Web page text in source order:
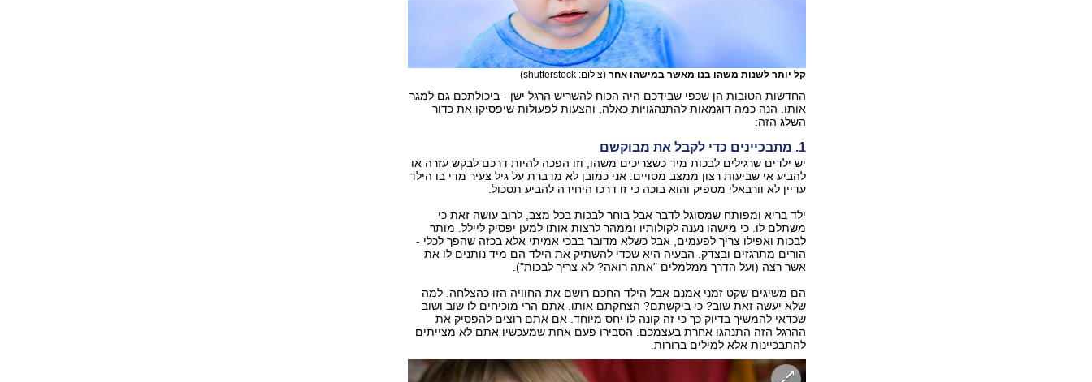
קל יותר לשנות משהו בנו מאשר במישהו אחר (צילום: shutterstock)
החדשות הטובות הן שכפי שבידכם היה הכוח להשריש הרגל ישן - ביכולתכם גם למגר
אותו. הנה כמה דוגמאות להתנהגויות כאלה, והצעות לפעולות שיפסיקו את כדור
השלג הזה:
1. מתבכיינים כדי לקבל את מבוקשם
יש ילדים שרגילים לבכות מיד כשצריכים משהו, וזו הפכה להיות דרכם לבקש עזרה או
להביע אי שביעות רצון ממצב מסויים. אני כמובן לא מדברת על גיל צעיר מדי בו הילד
עדיין לא וורבאלי מספיק והוא בוכה כי זו דרכו היחידה להביע תסכול.
ילד בריא ומפותח שמסוגל לדבר אבל בוחר לבכות בכל מצב, לרוב עושה זאת כי
משתלם לו. כי מישהו נענה לקולותיו וממהר לרצות אותו למען יפסיק ליילל. מותר
לבכות ואפילו צריך לפעמים, אבל כשלא מדובר בבכי אמיתי אלא בכזה שהפך לכלי -
הורים מתרגזים ובצדק. הבעיה היא שכדי להשתיק את הילד הם מיד נותנים לו את
אשר רצה (ועל הדרך ממלמלים "אתה רואה? לא צריך לבכות").
הם משיגים שקט זמני אמנם אבל הילד החכם רושם את החוויה הזו כהצלחה. למה
שלא יעשה זאת שוב? כי ביקשתם? הצחקתם אותו. אתם הרי מוכיחים לו שוב ושוב
שכדאי להמשיך בדיוק כך כי זה קונה לו יחס מיוחד. אם אתם רוצים להפסיק את
ההרגל הזה התנהגו אחרת בעצמכם. הסבירו פעם אחת שמעכשיו אתם לא מצייתים
להתבכיינות אלא למילים ברורות.